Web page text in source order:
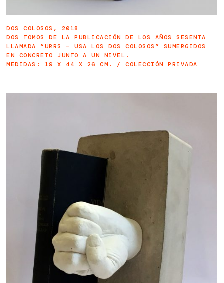
DOS COLOSOS, 2018
DOS TOMOS DE LA PUBLICACIÓN DE LOS AÑOS SESENTA
LLAMADA “URRS – USA LOS DOS COLOSOS” SUMERGIDOS
EN CONCRETO JUNTO A UN NIVEL.
MEDIDAS: 19 X 44 X 26 CM. / COLECCIÓN PRIVADA